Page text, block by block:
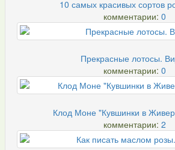
10 самых красивых сортов
комментарии: 0
Прекрасные лотосы.
комментарии: 0
Клод Моне "Кувшинки в
комментарии: 2